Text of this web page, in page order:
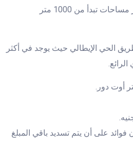
في حين أن المطورين العقاريين في منطقة حدائق اكتوبر حرصوا على توفير مساحات تبدأ من 1000 متر
الحي الإيطالي حيث يوجد في أكثر
في حدائق اكتوبر قسط حيث يتم دفع مقدم 10% وبدون فوائد على أن يتم تسديد باقي المبلغ